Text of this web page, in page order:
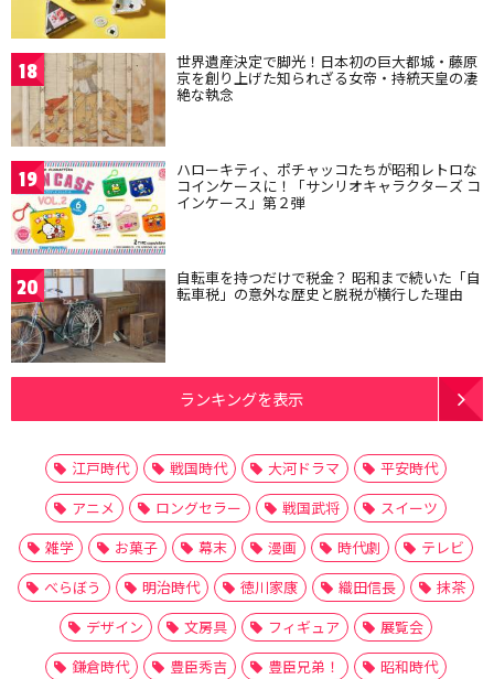
18 世界遺産決定で脚光！日本初の巨大都城・藤原
京を創り上げた知られざる女帝・持統天皇の凄
絶な執念
19 ハローキティ、ポチャッコたちが昭和レトロな
コインケースに！「サンリオキャラクターズ コ
インケース」第２弾
20 自転車を持つだけで税金？ 昭和まで続いた「自
転車税」の意外な歴史と脱税が横行した理由
ランキングを表示
江戸時代 戦国時代 大河ドラマ
平安時代
アニメ
ロングセラー 戦国武将
スイーツ
雑学
お菓子 幕末 漫画 時代劇
テレビ
べらぼう
明治時代 徳川家康 織田信長
抹茶
デザイン
文房具 フィギュア
展覧会
鎌倉時代
豊臣秀吉 豊臣兄弟！
昭和時代